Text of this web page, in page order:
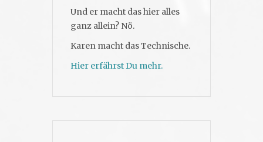
Und er macht das hier alles
ganz allein? Nö.
Karen macht das Technische.
Hier erfährst Du mehr.